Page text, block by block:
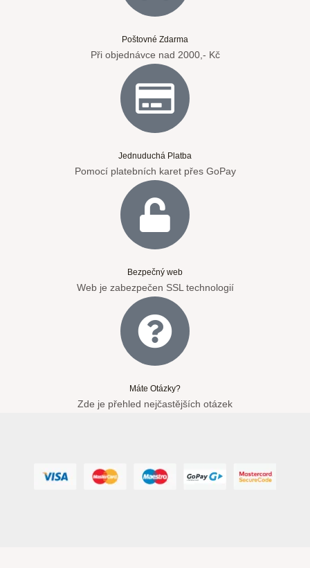
Poštovné Zdarma
Při objednávce nad 2000,- Kč
Jednuduchá Platba
Pomocí platebních karet přes GoPay
Bezpečný web
Web je zabezpečen SSL technologií
Máte Otázky?
Zde je přehled nejčastějších otázek